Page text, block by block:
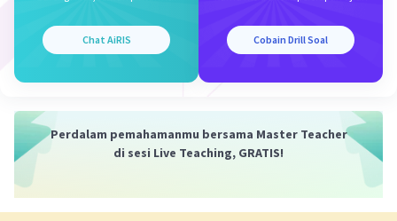
Chat AiRIS Cobain Drill Soal
Perdalam pemahamanmu bersama Master Teacher
di sesi Live Teaching, GRATIS!